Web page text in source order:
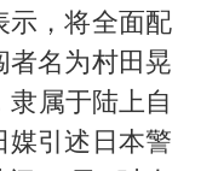
示，将全面配
名为村田晃
属于陆上自
媒引述日本警